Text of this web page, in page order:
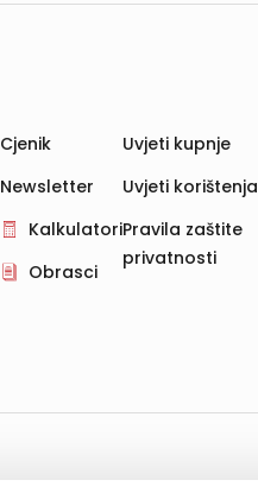
Cjenik
Newsletter
Kalkulatori
Obrasci
Uvjeti kupnje
Uvjeti korištenja
Pravila zaštite
privatnosti